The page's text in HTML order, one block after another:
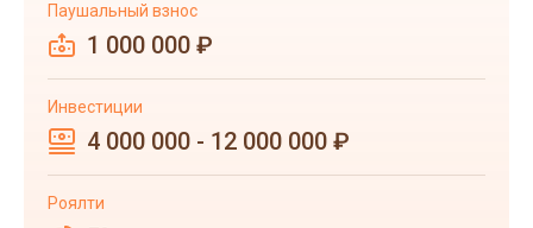
Паушальный взнос
1 000 000 ₽
Инвестиции
4 000 000 - 12 000 000 ₽
Роялти